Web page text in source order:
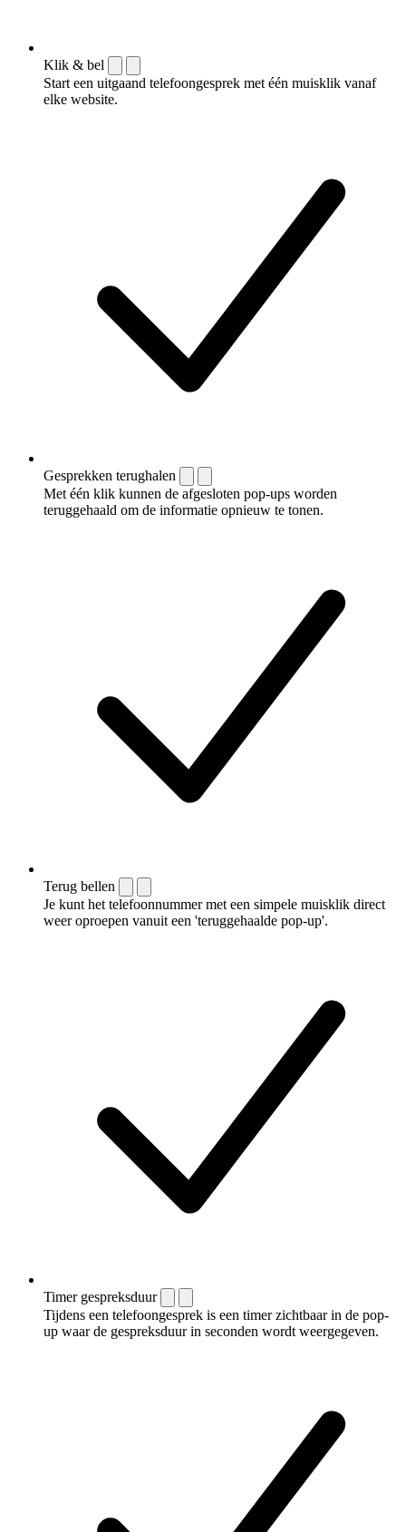
Klik & bel
Start een uitgaand telefoongesprek met één muisklik vanaf
elke website.
Gesprekken terughalen
Met één klik kunnen de afgesloten pop-ups worden
teruggehaald om de informatie opnieuw te tonen.
Terug bellen
Je kunt het telefoonnummer met een simpele muisklik direct
weer oproepen vanuit een 'teruggehaalde pop-up'.
Timer gespreksduur
Tijdens een telefoongesprek is een timer zichtbaar in de pop-
up waar de gespreksduur in seconden wordt weergegeven.